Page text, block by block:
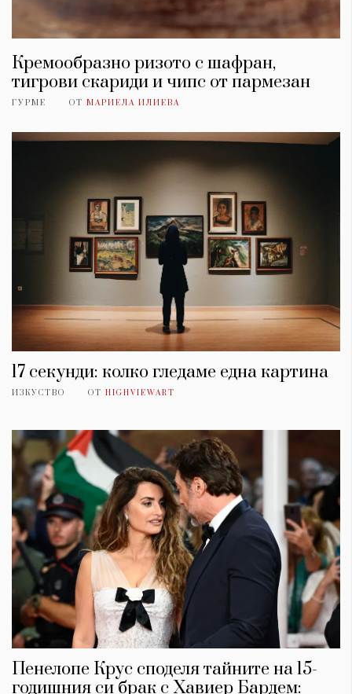
Кремообразно ризото с шафран,
тигрови скариди и чипс от пармезан
ГУРМЕ ОТ МАРИЕЛА ИЛИЕВА
17 секунди: колко гледаме една картина
ИЗКУСТВО ОТ HIGHVIEWART
Пенелопе Крус споделя тайните на 15-
годишния си брак с Хавиер Бардем: